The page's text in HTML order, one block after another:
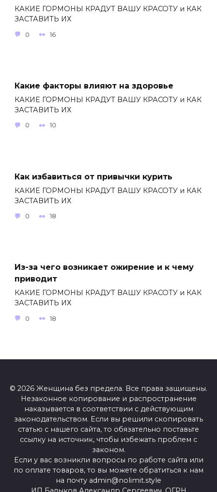
КАКИЕ ГОРМОНЫ КРАДУТ ВАШУ КРАСОТУ и КАК
ЗАСТАВИТЬ ИХ
0 16
Какие факторы влияют на здоровье
КАКИЕ ГОРМОНЫ КРАДУТ ВАШУ КРАСОТУ и КАК
ЗАСТАВИТЬ ИХ
0 10
Как избавиться от привычки курить
КАКИЕ ГОРМОНЫ КРАДУТ ВАШУ КРАСОТУ и КАК
ЗАСТАВИТЬ ИХ
0 18
Из-за чего возникает ожирение и к чему
приводит
КАКИЕ ГОРМОНЫ КРАДУТ ВАШУ КРАСОТУ и КАК
ЗАСТАВИТЬ ИХ
0 18
© 2026 Женщина без предела. Все права защищены.
Незаконное копирование и распространение
наказывается в соответствии с действующим
законодательством. Если вы решили скопировать
статью с нашего сайта, то обязательно поставьте
ссылку на источник, чтобы избежать проблем с
законом.
Если у вас возникли вопросы по работе сайта или
по оплате товаров, то вы можете обратиться к нам
на почту admin@nolimit.style